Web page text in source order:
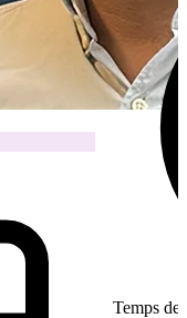
Temps de